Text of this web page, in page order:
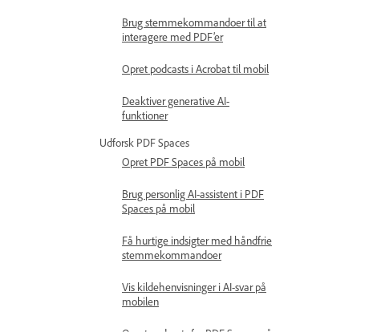
Brug stemmekommandoer til at
interagere med PDF’er
Opret podcasts i Acrobat til mobil
Deaktiver generative AI-
funktioner
Udforsk PDF Spaces
Opret PDF Spaces på mobil
Brug personlig AI-assistent i PDF
Spaces på mobil
Få hurtige indsigter med håndfrie
stemmekommandoer
Vis kildehenvisninger i AI-svar på
mobilen